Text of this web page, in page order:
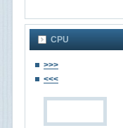
CPU
>>>
<<<